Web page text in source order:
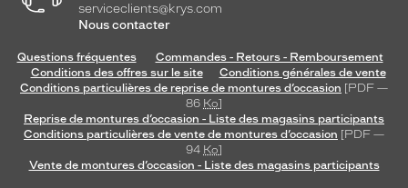
serviceclients@krys.com
Nous contacter
Questions fréquentes
Commandes - Retours - Remboursement
Conditions des offres sur le site
Conditions générales de vente
Conditions particulières de reprise de montures d’occasion [PDF —
86 Ko]
Reprise de montures d’occasion - Liste des magasins participants
Conditions particulières de vente de montures d’occasion [PDF —
94 Ko]
Vente de montures d’occasion - Liste des magasins participants